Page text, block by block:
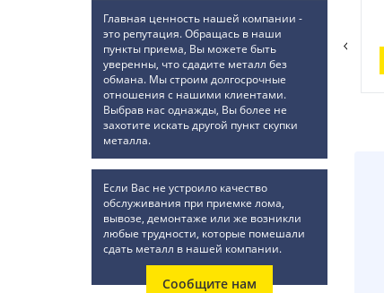
аккумулятор в Москве
сдать аккумулятор?
Узнать ответ
Главная ценность нашей компании -
это репутация. Обращась в наши
пункты приема, Вы можете быть
уверенны, что сдадите металл без
обмана. Мы строим долгосрочные
отношения с нашими клиентами.
Выбрав нас однажды, Вы более не
захотите искать другой пункт скупки
металла.
Если Вас не устроило качество
обслуживания при приемке лома,
вывозе, демонтаже или же возникли
любые трудности, которые помешали
сдать металл в нашей компании.
Сообщите нам